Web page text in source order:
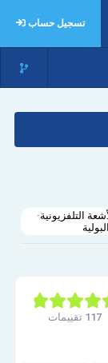
تسجيل حساب
التلفزيونية-
117 تقييمات